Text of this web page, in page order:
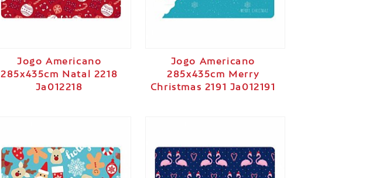
Jogo Americano
285x435cm Natal 2218
Ja012218
Jogo Americano
285x435cm Merry
Christmas 2191 Ja012191